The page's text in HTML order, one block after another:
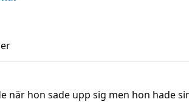
när hon sade upp sig men hon hade